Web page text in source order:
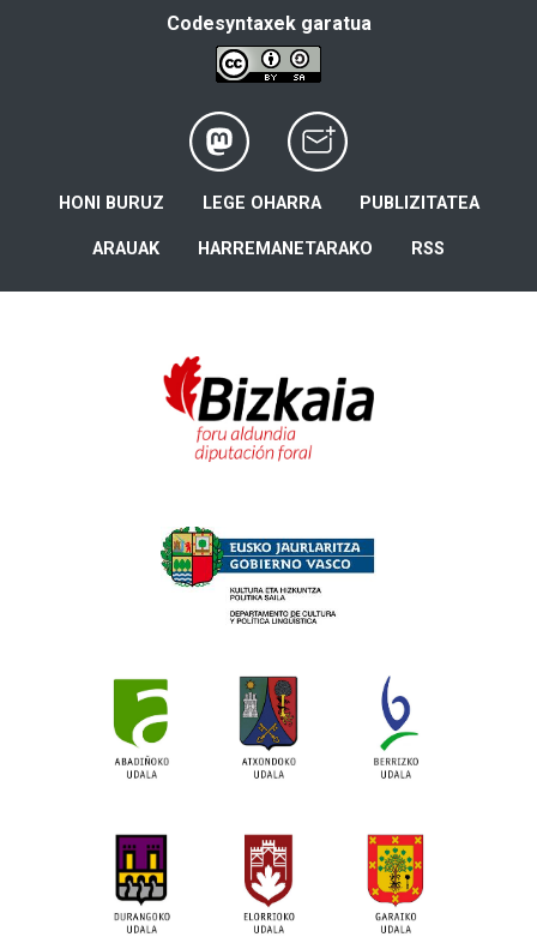
Codesyntaxek garatua
HONI BURUZ LEGE OHARRA PUBLIZITATEA
ARAUAK HARREMANETARAKO RSS